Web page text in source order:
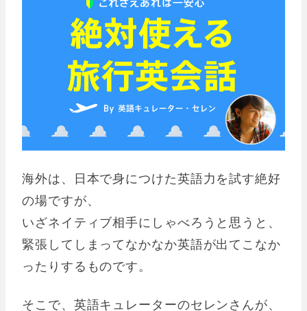
海外は、日本で身につけた英語力を試す絶好
の場ですが、
いざネイティブ相手にしゃべろうと思うと、
緊張してしまってなかなか英語が出てこなか
ったりするものです。
そこで、英語キュレーターのセレンさんが、